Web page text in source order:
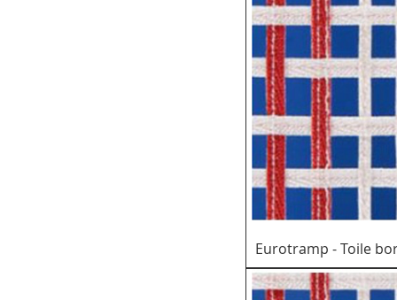
Eurotramp - Toile